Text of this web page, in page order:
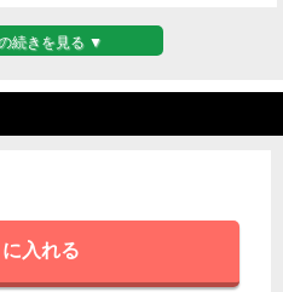
お料理をさっぱりと召し上がっ
まとめ買い】と記載のある商品
外となります。あらかじめご了
続きを見る ▼